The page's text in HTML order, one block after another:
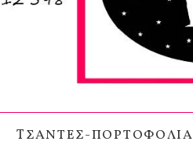
TΣΑΝΤΕΣ-ΠΟΡΤΟΦΟΛΙΑ